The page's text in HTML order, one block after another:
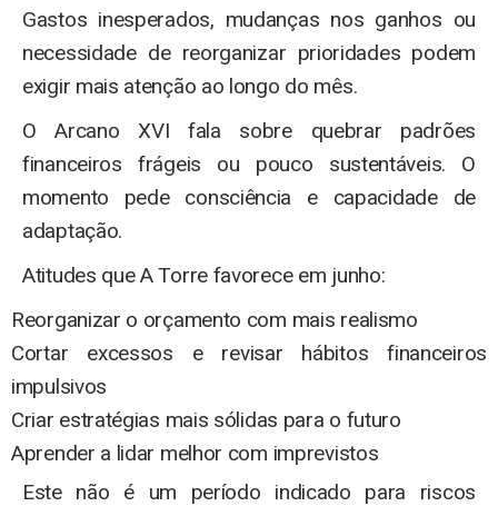
Gastos inesperados, mudanças nos ganhos ou
necessidade de reorganizar prioridades podem
exigir mais atenção ao longo do mês.
O Arcano XVI fala sobre quebrar padrões
financeiros frágeis ou pouco sustentáveis. O
momento pede consciência e capacidade de
adaptação.
Atitudes que A Torre favorece em junho:
Reorganizar o orçamento com mais realismo
Cortar excessos e revisar hábitos financeiros
impulsivos
Criar estratégias mais sólidas para o futuro
Aprender a lidar melhor com imprevistos
Este não é um período indicado para riscos